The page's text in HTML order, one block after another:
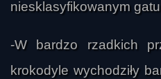
niesklasyfikowanym
-W bardzo rzadkich
krokodyle wychodziły